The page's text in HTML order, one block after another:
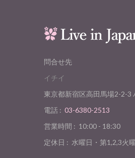
問合せ先
イチイ
東京都新宿区高田馬場2-2-3
電話 : 03-6380-2513
営業時間 : 10:00 - 18:30
定休日 : 水曜日・第1,2,3火